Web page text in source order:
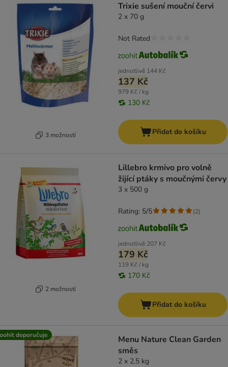
3 možností
Trixie sušení mouční červi
2 x 70 g
jednotlivě 144 Kč
137 Kč
979 Kč / kg
130 Kč
Not Rated
Přidat do košíku
2 možností
Lillebro krmivo pro volně
žijící ptáky s moučnými červy
3 x 500 g
jednotlivě 207 Kč
179 Kč
119 Kč / kg
170 Kč
Rating: 5/5 (2)
Přidat do košíku
doporučuje
Menu Nature Clean Garden
směs
2 x 2,5 kg